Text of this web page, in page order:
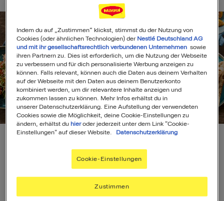
Search
Hauptspeise Fleisch Low Carb
Indem du auf „Zustimmen“ klickst, stimmst du der Nutzung von
Cookies (oder ähnlichen Technologien) der Nestlé Deutschland AG
und mit ihr gesellschaftsrechtlich verbundenen Unternehmen sowie
ihren Partnern zu. Dies ist erforderlich, um die Nutzung der Webseite
zu verbessern und für dich personalisierte Werbung anzeigen zu
können. Falls relevant, können auch die Daten aus deinem Verhalten
auf der Webseite mit den Daten aus deinem Benutzerkonto
kombiniert werden, um dir relevantere Inhalte anzeigen und
zukommen lassen zu können. Mehr Infos erhältst du in
unserer Datenschutzerklärung. Eine Aufstellung der verwendeten
Cookies sowie die Möglichkeit, deine Cookie-Einstellungen zu
ändern, erhältst duhieroder jederzeit unter dem Link "Cookie-
Einstellungen" auf dieser Website.
Datenschutzerklärung
Cookie-Einstellungen
Zustimmen